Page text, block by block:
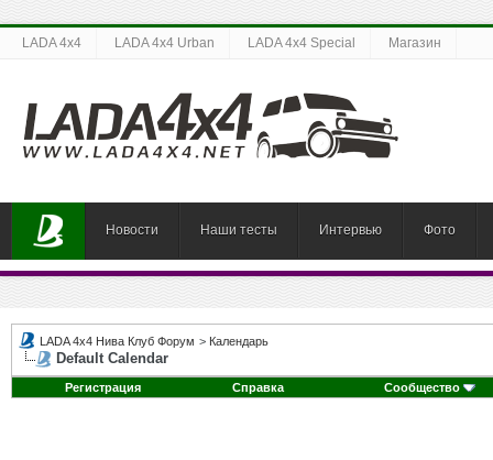
LADA 4x4 LADA 4x4 Urban LADA 4x4 Special Магазин
Новости Наши тесты Интервью Фото
LADA 4x4 Нива Клуб Форум > Календарь
Default Calendar
Регистрация Справка Сообщество